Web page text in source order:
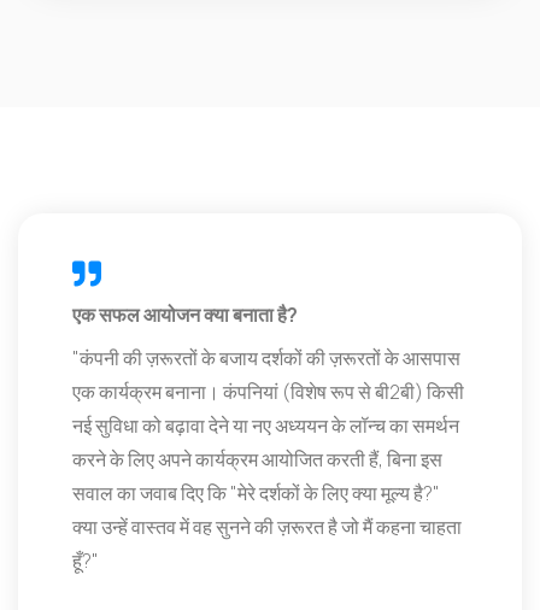
एक सफल आयोजन क्या बनाता है?
"कंपनी की ज़रूरतों के बजाय दर्शकों की ज़रूरतों के आसपास
एक कार्यक्रम बनाना। कंपनियां (विशेष रूप से बी2बी) किसी
नई सुविधा को बढ़ावा देने या नए अध्ययन के लॉन्च का समर्थन
करने के लिए अपने कार्यक्रम आयोजित करती हैं, बिना इस
सवाल का जवाब दिए कि "मेरे दर्शकों के लिए क्या मूल्य है?"
क्या उन्हें वास्तव में वह सुनने की ज़रूरत है जो मैं कहना चाहता
हूँ?"